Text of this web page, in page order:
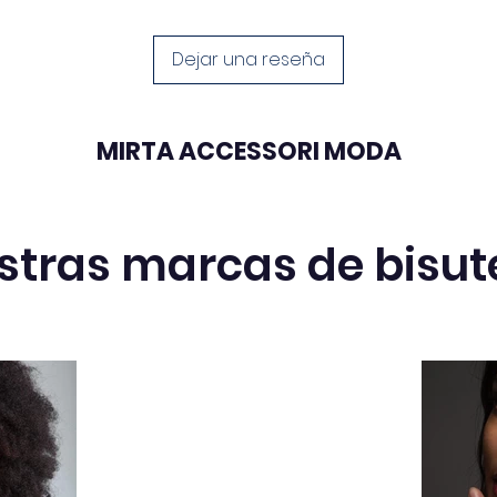
Dejar una reseña
MIRTA ACCESSORI MODA
marcas de